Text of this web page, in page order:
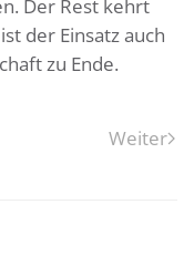
Der Rest kehrt
der Einsatz auch
zu Ende.
Weiter